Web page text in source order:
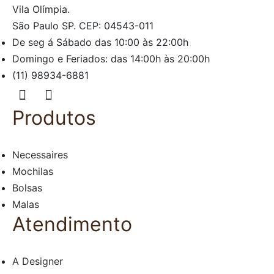
Vila Olímpia.
São Paulo SP. CEP: 04543-011
De seg á Sábado das 10:00 às 22:00h
Domingo e Feriados: das 14:00h às 20:00h
(11) 98934-6881
Produtos
Necessaires
Mochilas
Bolsas
Malas
Atendimento
A Designer